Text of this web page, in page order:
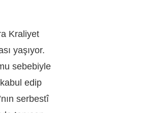
Kraliyet
yaşıyor.
sebebiyle
kabul edip
serbestî